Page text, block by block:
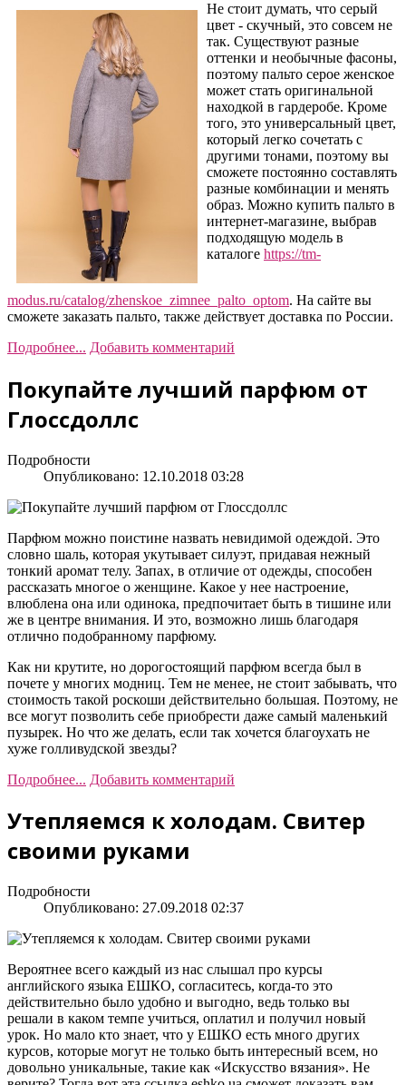
Не стоит думать, что серый
цвет - скучный, это совсем не
так. Существуют разные
оттенки и необычные фасоны,
поэтому пальто серое женское
может стать оригинальной
находкой в гардеробе. Кроме
того, это универсальный цвет,
который легко сочетать с
другими тонами, поэтому вы
сможете постоянно составлять
разные комбинации и менять
образ. Можно купить пальто в
интернет-магазине, выбрав
подходящую модель в
каталоге https://tm-
modus.ru/catalog/zhenskoe_zimnee_palto_optom. На сайте вы
сможете заказать пальто, также действует доставка по России.
Подробнее... Добавить комментарий
Покупайте лучший парфюм от
Глоссдоллс
Подробности
Опубликовано: 12.10.2018 03:28
Парфюм можно поистине назвать невидимой одеждой. Это
словно шаль, которая укутывает силуэт, придавая нежный
тонкий аромат телу. Запах, в отличие от одежды, способен
рассказать многое о женщине. Какое у нее настроение,
влюблена она или одинока, предпочитает быть в тишине или
же в центре внимания. И это, возможно лишь благодаря
отлично подобранному парфюму.
Как ни крутите, но дорогостоящий парфюм всегда был в
почете у многих модниц. Тем не менее, не стоит забывать, что
стоимость такой роскоши действительно большая. Поэтому, не
все могут позволить себе приобрести даже самый маленький
пузырек. Но что же делать, если так хочется благоухать не
хуже голливудской звезды?
Подробнее... Добавить комментарий
Утепляемся к холодам. Свитер
своими руками
Подробности
Опубликовано: 27.09.2018 02:37
Вероятнее всего каждый из нас слышал про курсы
английского языка ЕШКО, согласитесь, когда-то это
действительно было удобно и выгодно, ведь только вы
решали в каком темпе учиться, оплатил и получил новый
урок. Но мало кто знает, что у ЕШКО есть много других
курсов, которые могут не только быть интересный всем, но
довольно уникальные, такие как «Искусство вязания». Не